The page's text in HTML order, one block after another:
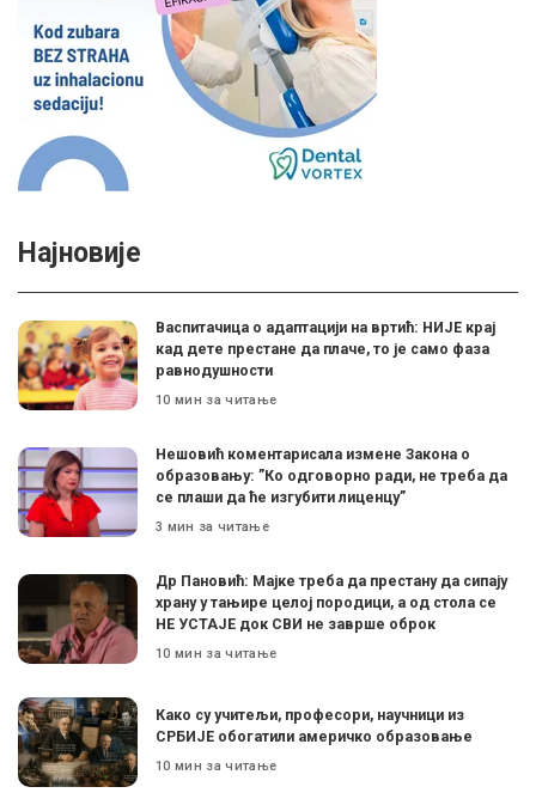
Најновије
Васпитачица о адаптацији на вртић: НИЈЕ крај
кад дете престане да плаче, то је само фаза
равнодушности
10 мин за читање
Нешовић коментарисала измене Закона о
образовању: ”Ко одговорно ради, не треба да
се плаши да ће изгубити лиценцу”
3 мин за читање
Др Пановић: Мајке треба да престану да сипају
храну у тањире целој породици, а од стола се
НЕ УСТАЈЕ док СВИ не заврше оброк
10 мин за читање
Како су учитељи, професори, научници из
СРБИЈЕ обогатили америчко образовање
10 мин за читање